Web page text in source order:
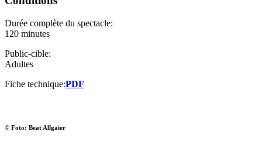
Durée complète du spectacle:
120 minutes
Public-cible:
Adultes
Fiche technique:PDF
© Foto: Beat Allgaier